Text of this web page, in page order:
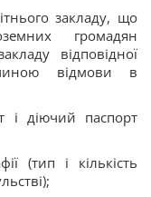
закладу, що
громадян
відповідної
відмови в
і діючий паспорт
(тип і кількість